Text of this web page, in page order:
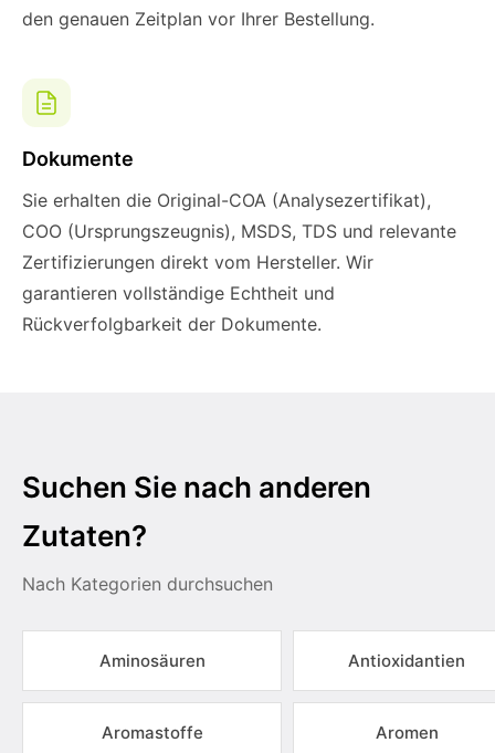
den genauen Zeitplan vor Ihrer Bestellung.
Dokumente
Sie erhalten die Original-COA (Analysezertifikat),
COO (Ursprungszeugnis), MSDS, TDS und relevante
Zertifizierungen direkt vom Hersteller. Wir
garantieren vollständige Echtheit und
Rückverfolgbarkeit der Dokumente.
Suchen Sie nach anderen
Zutaten?
Nach Kategorien durchsuchen
Aminosäuren Antioxidantien
Aromastoffe Aromen